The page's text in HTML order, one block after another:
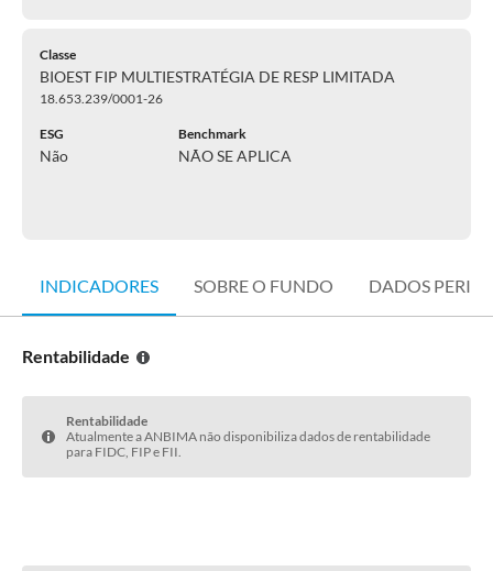
Classe
BIOEST FIP MULTIESTRATÉGIA DE RESP LIMITADA
18.653.239/0001-26
ESG
Não
Benchmark
NÃO SE APLICA
INDICADORES SOBRE O FUNDO DADOS
Rentabilidade
Rentabilidade
Atualmente a ANBIMA não disponibiliza dados de rentabilidade
para FIDC, FIP e FII.